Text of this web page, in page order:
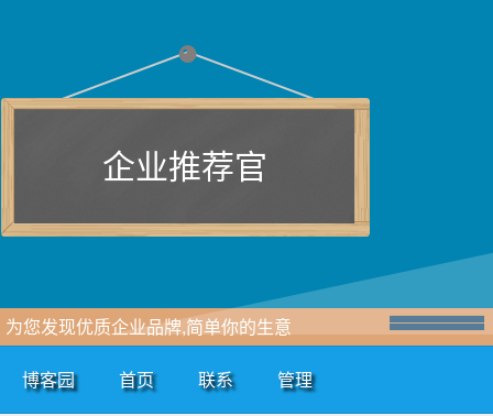
企业推荐官
为您发现优质企业品牌,简单你的生意
博客园 首页 联系 管理